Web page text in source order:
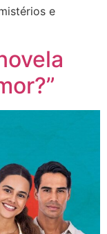
e